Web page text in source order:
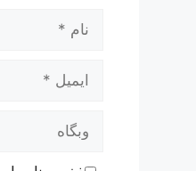
وبگاه